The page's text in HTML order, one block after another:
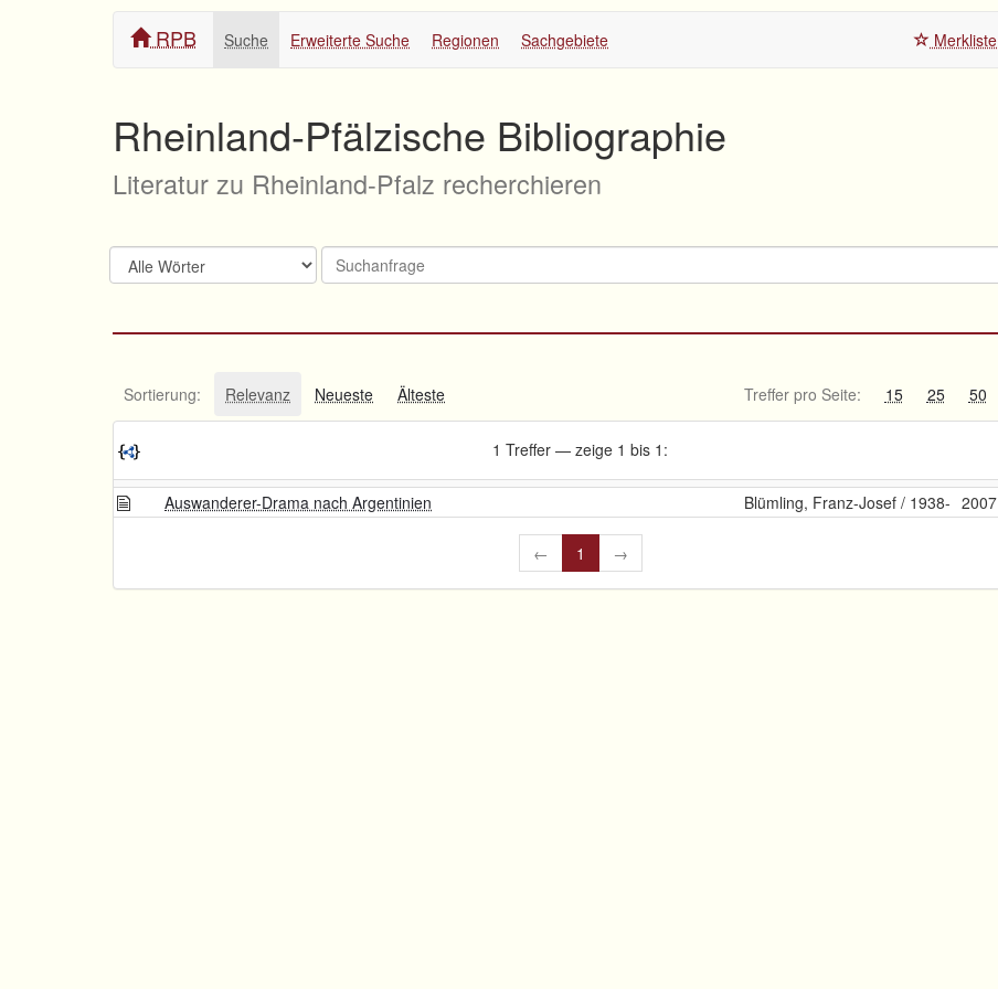
RPB Suche Erweiterte Suche Regionen Sachgebiete Merkliste
Rheinland-Pfälzische Bibliographie
Literatur zu Rheinland-Pfalz recherchieren
Sortierung: Relevanz Neueste Älteste Treffer pro Seite: 15 25 50
1 Treffer — zeige 1 bis 1:
Auswanderer-Drama nach Argentinien Blümling, Franz-Josef / 1938- 2007
← 1 →